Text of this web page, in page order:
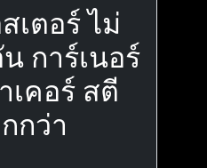
เตอร์ ไม่
การ์เนอร์
เคอร์ สตี
กว่า